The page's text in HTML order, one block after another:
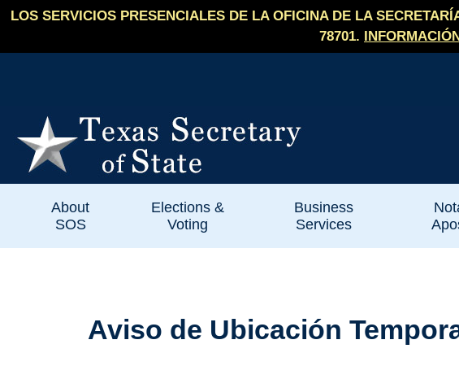
LOS SERVICIOS PRESENCIALES DE LA OFICINA DE LA
78701.
About
SOS
Elections &
Voting
Business
Services
Aviso de Ubicación